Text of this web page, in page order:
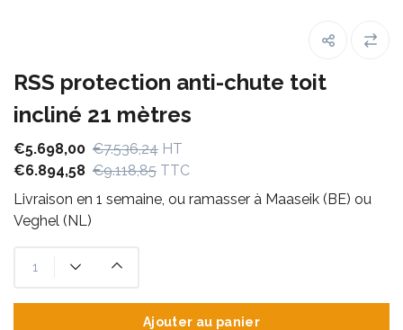
RSS protection anti-chute toit
incliné 21 mètres
€5.698,00 €7.536,24 HT
€6.894,58 €9.118,85 TTC
Livraison en 1 semaine, ou ramasser à Maaseik (BE) ou
Veghel (NL)
Ajouter au panier